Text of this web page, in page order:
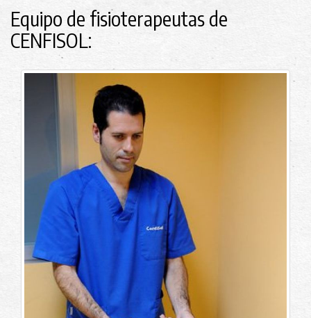
Equipo de fisioterapeutas de
CENFISOL: